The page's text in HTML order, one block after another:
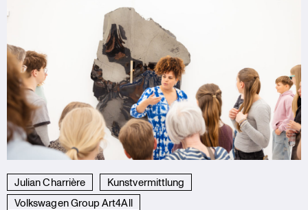
Julian Charrière
Kunstvermittlung
Volkswagen Group Art4All